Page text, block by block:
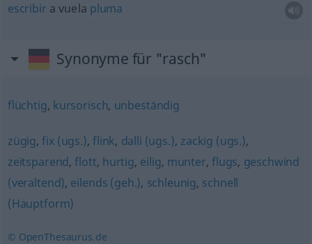
escribir a vuela pluma
Synonyme für "rasch"
flüchtig, kursorisch, unbeständig
zügig,fix (ugs.),flink, dalli (ugs.), zackig (ugs.),
zeitsparend,flott, hurtig, eilig, munter,flugs, geschwind
(veraltend), eilends (geh.), schleunig, schnell
(Hauptform)
© OpenThesaurus.de